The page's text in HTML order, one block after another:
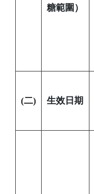
糖範圍）
(二) 生效日期